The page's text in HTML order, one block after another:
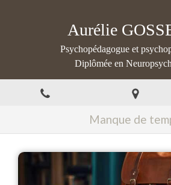
Aurélie
Psychopédagogue et
Diplômée en
Manque de